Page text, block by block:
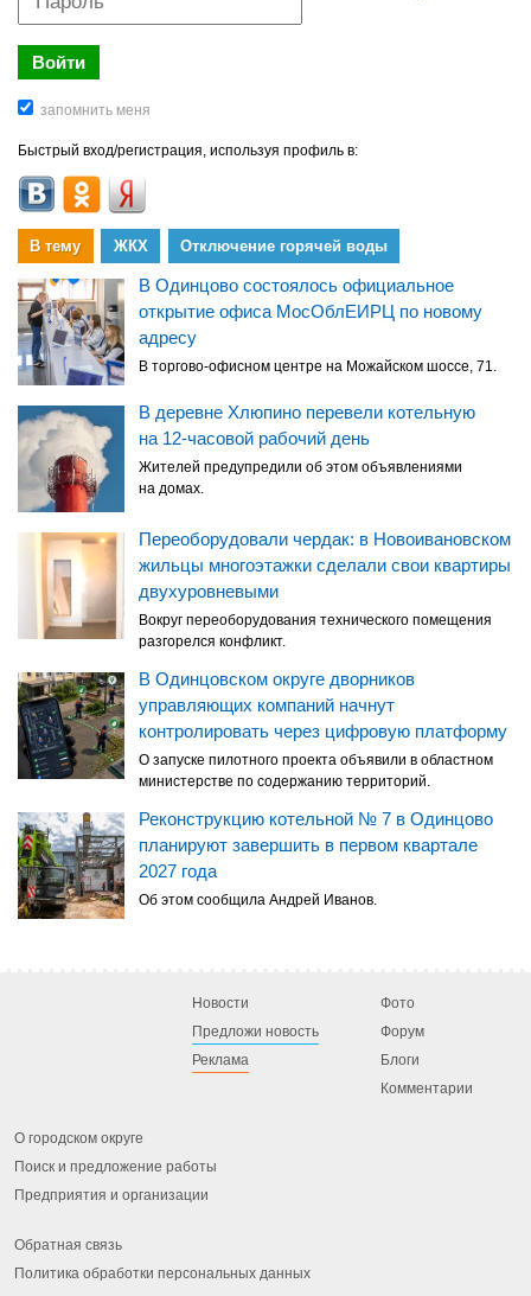
Быстрый вход/регистрация, используя профиль в:
В тему ЖКХ Отключение горячей воды
В Одинцово состоялось официальное
открытие офиса МосОблЕИРЦ по новому
адресу
В торгово-офисном центре на Можайском шоссе, 71.
В деревне Хлюпино перевели котельную
на 12-часовой рабочий день
Жителей предупредили об этом объявлениями
на домах.
Переоборудовали чердак: в Новоивановском
жильцы многоэтажки сделали свои квартиры
двухуровневыми
Вокруг переоборудования технического помещения
разгорелся конфликт.
В Одинцовском округе дворников
управляющих компаний начнут
контролировать через цифровую платформу
О запуске пилотного проекта объявили в областном
министерстве по содержанию территорий.
Реконструкцию котельной № 7 в Одинцово
планируют завершить в первом квартале
2027 года
Об этом сообщила Андрей Иванов.
Новости
Предложи новость
Реклама
Фото
Форум
Блоги
Комментарии
О городском округе
Поиск и предложение работы
Предприятия и организации
Обратная связь
Политика обработки персональных данных